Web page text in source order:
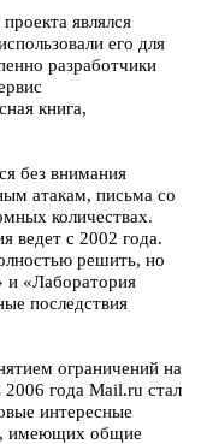
являлся
его для
разработчики
книга,
без внимания
атакам, письма со
количествах.
ведет с 2002 года.
решить, но
и «Лаборатория
последствия
ограничений на
года Mail.ru стал
интересные
имеющих общие